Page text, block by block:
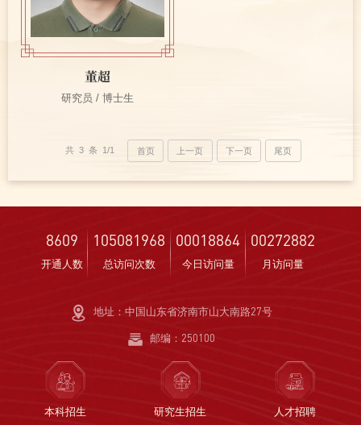
董超
研究员 / 博士生
共 3 条 1/1 首页 上一页 下一页 尾页
8609
开通人数
105081968
总访问次数
00018864
今日访问量
00272882
月访问量
地址：中国山东省济南市山大南路27号
邮编：250100
本科招生 研究生招生 人才招聘